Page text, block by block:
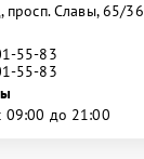
просп. Славы, 65/36
55-83
55-83
09:00 до 21:00